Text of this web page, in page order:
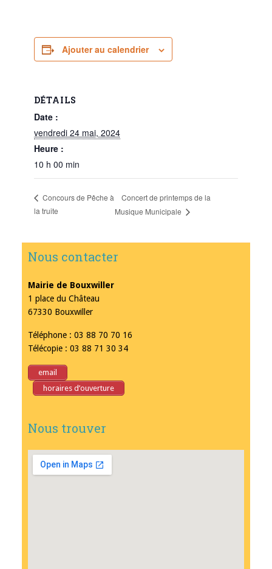
Ajouter au calendrier
DÉTAILS
Date :
vendredi 24 mai, 2024
Heure :
10 h 00 min
Concours de Pêche à
la truite
Concert de printemps de la
Musique Municipale
Nous contacter
Mairie de Bouxwiller
1 place du Château
67330 Bouxwiller
Téléphone : 03 88 70 70 16
Télécopie : 03 88 71 30 34
email
horaires d’ouverture
Nous trouver